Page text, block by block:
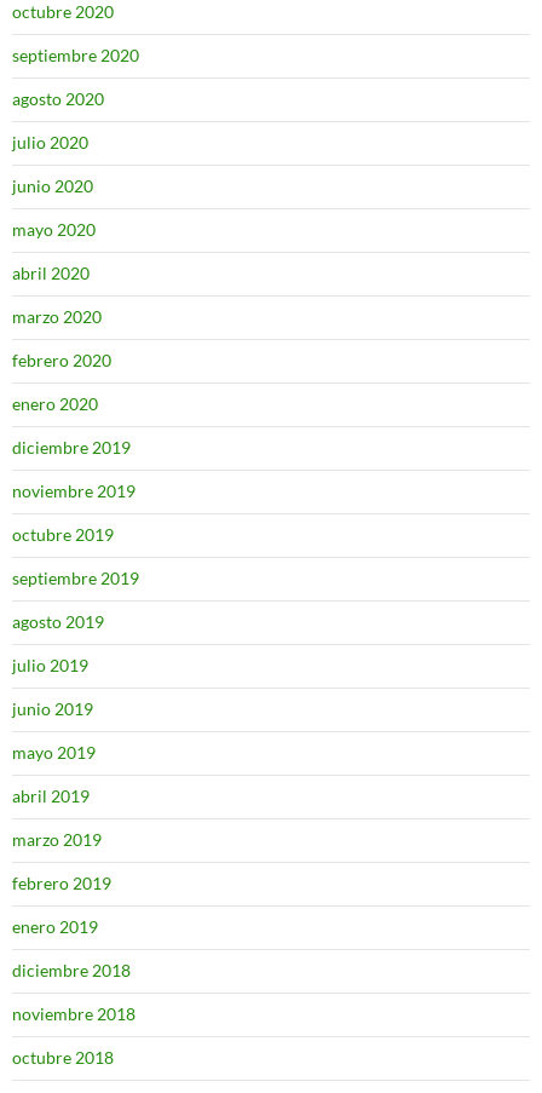
octubre 2020
septiembre 2020
agosto 2020
julio 2020
junio 2020
mayo 2020
abril 2020
marzo 2020
febrero 2020
enero 2020
diciembre 2019
noviembre 2019
octubre 2019
septiembre 2019
agosto 2019
julio 2019
junio 2019
mayo 2019
abril 2019
marzo 2019
febrero 2019
enero 2019
diciembre 2018
noviembre 2018
octubre 2018